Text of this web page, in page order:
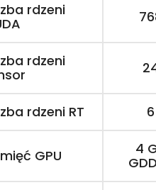
rdzeni
rdzeni
rdzeni RT 6
GPU
4